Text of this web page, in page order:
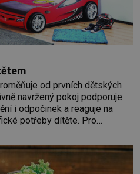
od prvních dětských
navržený pokoj podporuje
i odpočinek a reaguje na
potřeby dítěte. Pro
především klidně a útulně.